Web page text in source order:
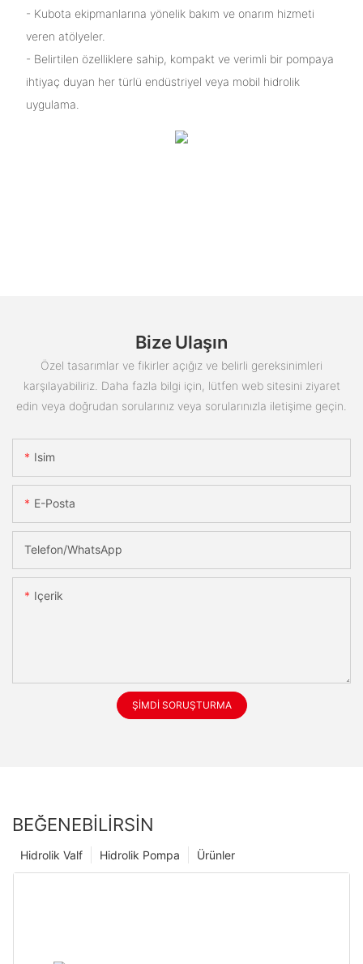
- Kubota ekipmanlarına yönelik bakım ve onarım hizmeti
veren atölyeler.
- Belirtilen özelliklere sahip, kompakt ve verimli bir pompaya
ihtiyaç duyan her türlü endüstriyel veya mobil hidrolik
uygulama.
Bize Ulaşın
Özel tasarımlar ve fikirler açığız ve belirli gereksinimleri
karşılayabiliriz. Daha fazla bilgi için, lütfen web sitesini ziyaret
edin veya doğrudan sorularınız veya sorularınızla iletişime geçin.
Isim
E-Posta
Telefon/WhatsApp
Içerik
ŞIMDI SORUŞTURMA
BEĞENEBILIRSIN
Ürünler
Hidrolik Pompa
Hidrolik Valf